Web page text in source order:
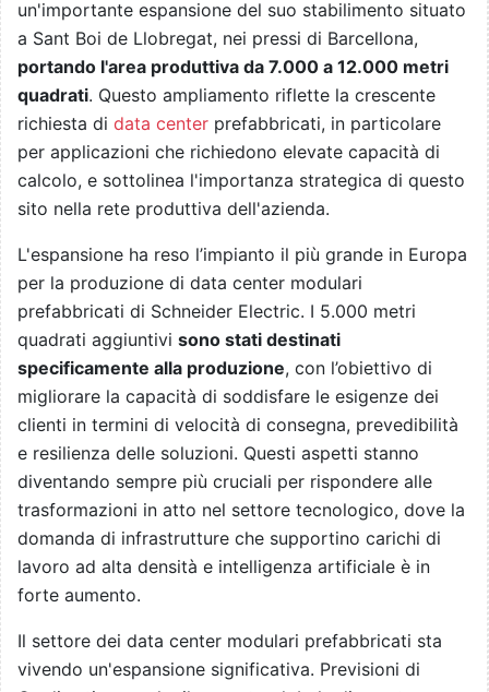
un'importante espansione del suo stabilimento situato
a Sant Boi de Llobregat, nei pressi di Barcellona,
portando l'area produttiva da 7.000 a 12.000 metri
quadrati. Questo ampliamento riflette la crescente
richiesta di data center prefabbricati, in particolare
per applicazioni che richiedono elevate capacità di
calcolo, e sottolinea l'importanza strategica di questo
sito nella rete produttiva dell'azienda.
L'espansione ha reso l’impianto il più grande in Europa
per la produzione di data center modulari
prefabbricati di Schneider Electric. I 5.000 metri
quadrati aggiuntivi sono stati destinati
specificamente alla produzione, con l’obiettivo di
migliorare la capacità di soddisfare le esigenze dei
clienti in termini di velocità di consegna, prevedibilità
e resilienza delle soluzioni. Questi aspetti stanno
diventando sempre più cruciali per rispondere alle
trasformazioni in atto nel settore tecnologico, dove la
domanda di infrastrutture che supportino carichi di
lavoro ad alta densità e intelligenza artificiale è in
forte aumento.
Il settore dei data center modulari prefabbricati sta
vivendo un'espansione significativa. Previsioni di